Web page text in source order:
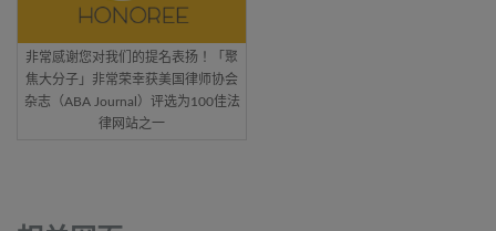
非常感谢您对我们的提名表扬！「聚
焦大分子」非常荣幸获美国律师协会
杂志（ABA Journal）评选为100佳法
律网站之一